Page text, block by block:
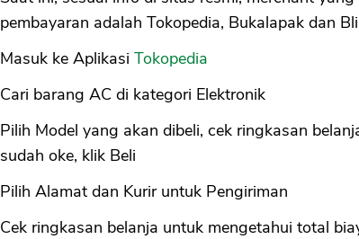
pembayaran adalah Tokopedia, Bukalapak dan
Masuk ke Aplikasi Tokopedia
Cari barang AC di kategori Elektronik
Pilih Model yang akan dibeli, cek ringkasan
sudah oke, klik Beli
Pilih Alamat dan Kurir untuk Pengiriman
Cek ringkasan belanja untuk mengetahui total